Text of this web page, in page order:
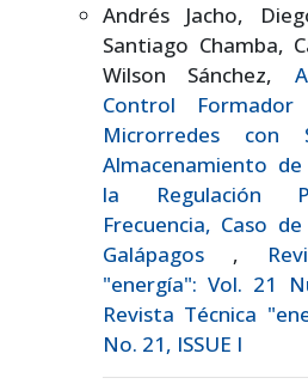
Andrés Jacho,
Santiago Chamba,
Wilson Sánchez,
Control
Microrredes con
Almacenamiento
la Regulación
Frecuencia, Caso
Galápagos ,
"energía": Vol. 21
Revista Técnica
No. 21, ISSUE I